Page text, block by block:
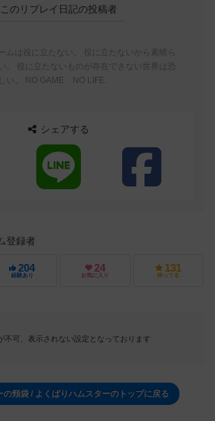
このリプレイ日記の投稿者
ムは役に立たない。 役に立たないから素晴ら
い。 役に立たないものが存在できない世界は恐
ろしい。 NO GAME NO LIFE.
シェアする
登録者
204
経験あり
24
お気に入り
131
持ってる
不可、表示されない設定となっております
の頬袋 / よくばりハムスターのトップに戻る